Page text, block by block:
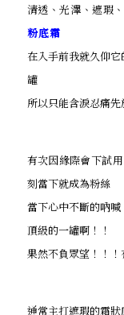
清透、光澤、遮瑕
粉底霜
在入手前我就久仰
罐
所以只能含淚忍痛
有次因緣際會下試
刻當下就成為粉絲
當下心中不斷的吶
頂級的一罐啊！！
果然不負眾望！！
通常主打遮瑕的霜